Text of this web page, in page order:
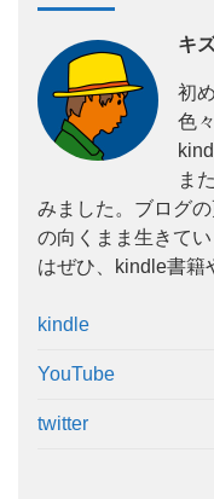
キ
初
色
ま
みました。ブログ
の向くまま生きて
はぜひ、kindle書籍
kindle
YouTube
twitter